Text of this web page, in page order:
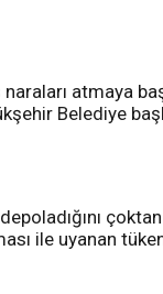
atmaya
Belediye
ile uyanan